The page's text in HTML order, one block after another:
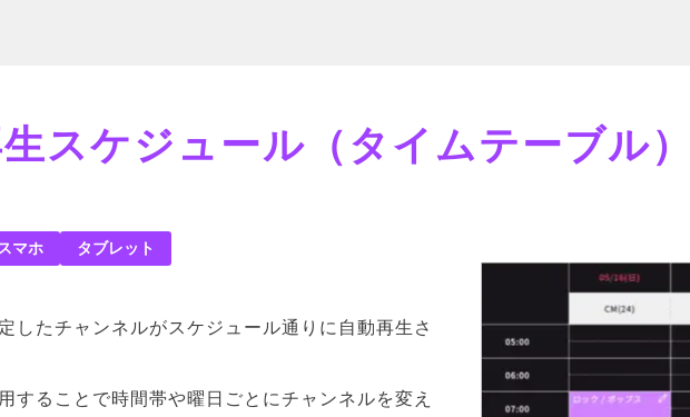
スケジュール（タイムテーブル
マホ タブレット
したチャンネルがスケジュール通りに自動再生さ
することで時間帯や曜日ごとにチャンネルを変え